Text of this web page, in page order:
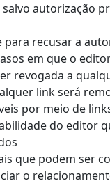
autorização
recusar a
em que o
revogada a
link será
por meio de
do editor
que podem ser
o